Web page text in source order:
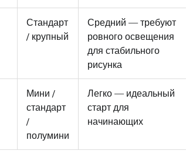
Стандарт
/ крупный
Средний — требуют
ровного освещения
для стабильного
рисунка
Мини /
стандарт
/
полумини
Легко — идеальный
старт для
начинающих